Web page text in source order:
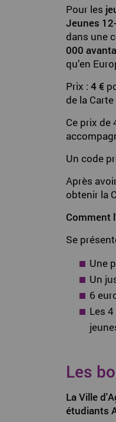
Pour les
Jeunes
dans une
000
qu’en
Prix : 4 €
de la
Ce prix de
Un code
Après
obtenir la
Comment
Se
Une
Un
6
Les
Les
La Ville
étudiants